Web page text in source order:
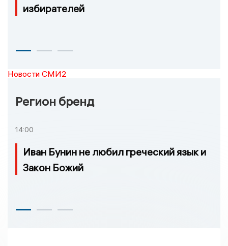
избирателей
Новости СМИ2
Регион бренд
14:00
Иван Бунин не любил греческий язык и
Закон Божий